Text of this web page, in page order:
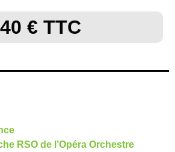
40 € TTC
RSO de l’Opéra Orchestre